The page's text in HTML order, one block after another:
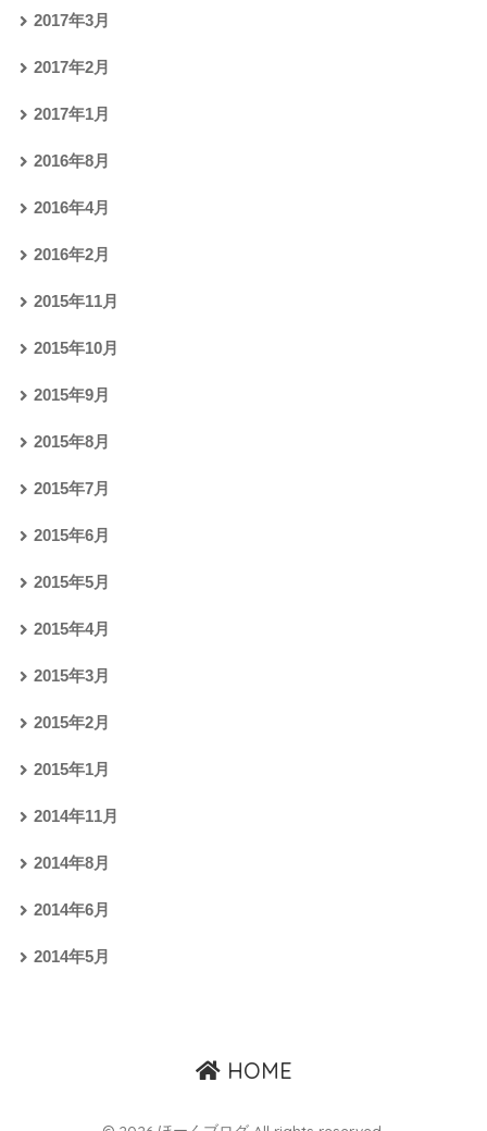
2017年3月
2017年2月
2017年1月
2016年8月
2016年4月
2016年2月
2015年11月
2015年10月
2015年9月
2015年8月
2015年7月
2015年6月
2015年5月
2015年4月
2015年3月
2015年2月
2015年1月
2014年11月
2014年8月
2014年6月
2014年5月
HOME